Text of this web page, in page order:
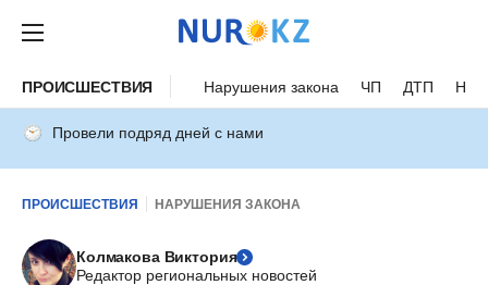
ПРОИСШЕСТВИЯ Нарушения закона ЧП ДТП
Провели подряд дней с нами
ПРОИСШЕСТВИЯ НАРУШЕНИЯ ЗАКОНА
Колмакова Виктория
Редактор региональных новостей